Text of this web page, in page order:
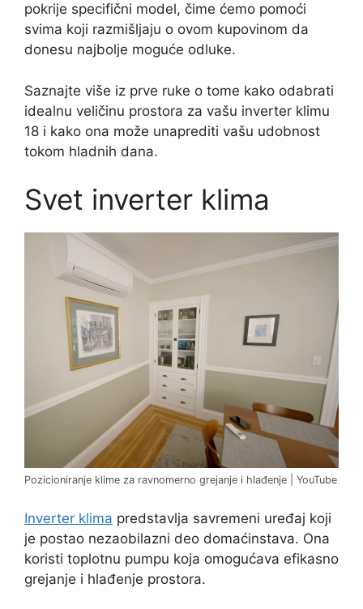
pokrije specifični model, čime ćemo pomoći
svima koji razmišljaju o ovom kupovinom da
donesu najbolje moguće odluke.
Saznajte više iz prve ruke o tome kako odabrati
idealnu veličinu prostora za vašu inverter klimu
18 i kako ona može unaprediti vašu udobnost
tokom hladnih dana.
Svet inverter klima
Pozicioniranje klime za ravnomerno grejanje i hlađenje | YouTube
Inverter klima predstavlja savremeni uređaj koji
je postao nezaobilazni deo domaćinstava. Ona
koristi toplotnu pumpu koja omogućava efikasno
grejanje i hlađenje prostora.